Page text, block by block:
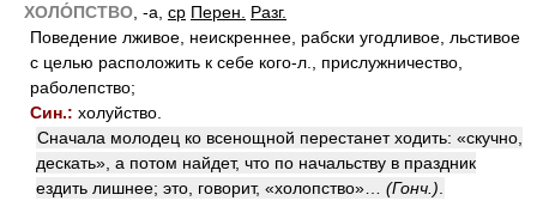
ХОЛО́ПСТВО , -а, ср Перен.
Разг.
Поведение лживое, неискреннее, рабски угодливое, льстивое
с целью расположить к себе кого-л., прислужничество,
раболепство;
Син.: холуйство.
Сначала молодец ко всенощной перестанет ходить: «скучно,
дескать», а потом найдет, что по начальству в праздник
ездить лишнее; это, говорит, «холопство»… (Гонч.)